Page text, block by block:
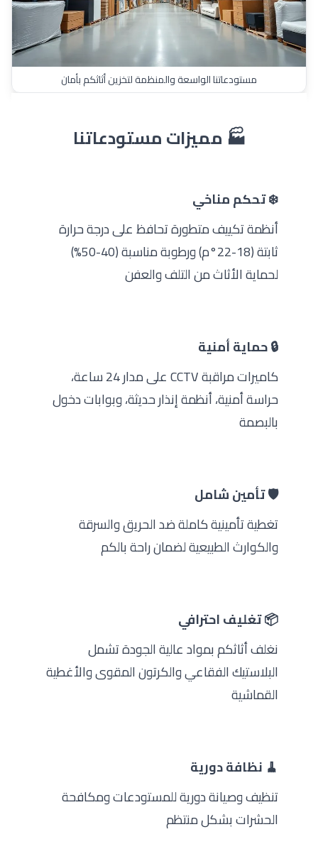
مستودعاتنا الواسعة والمنظمة لتخزين أثاثكم بأمان
🏭 مميزات مستودعاتنا
❄️ تحكم مناخي
أنظمة تكييف متطورة تحافظ على درجة حرارة
ثابتة (18-22°م) ورطوبة مناسبة (40-50%)
لحماية الأثاث من التلف والعفن
🔒 حماية أمنية
كاميرات مراقبة CCTV على مدار 24 ساعة،
حراسة أمنية، أنظمة إنذار حديثة، وبوابات دخول
بالبصمة
🛡️ تأمين شامل
تغطية تأمينية كاملة ضد الحريق والسرقة
والكوارث الطبيعية لضمان راحة بالكم
📦 تغليف احترافي
نغلف أثاثكم بمواد عالية الجودة تشمل
البلاستيك الفقاعي والكرتون المقوى والأغطية
القماشية
🧹 نظافة دورية
تنظيف وصيانة دورية للمستودعات ومكافحة
الحشرات بشكل منتظم